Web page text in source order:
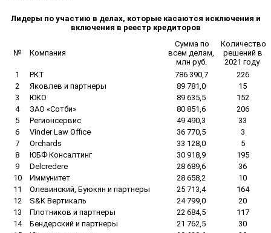
Лидеры по участию в делах, которые касаются исключения и
включения в реестр кредиторов
№ Компания
Сумма по
всем делам,
млн руб.
Количество
решений в
2021 году
1
РКТ 786 390,7
226
2
Яковлев и партнеры 89 781,0
15
3
ЮКО 89 635,5
152
4
ЗАО «Сотби» 80 851,6
206
5
Регионсервис 49 490,3
33
6
Vinder Law Office 36 770,5
3
7
Orchards 33 128,0
5
8
ЮБФ Консалтинг 30 918,9
195
9
Delcredere 28 689,6
36
10
Иммунитет 28 658,2
10
11
Олевинский, Буюкян и партнеры 25 713,4
164
12
S&K Вертикаль 24 799,0
20
13
Плотников и партнеры 22 684,5
117
14
Бендерский и партнеры 21 762,5
30